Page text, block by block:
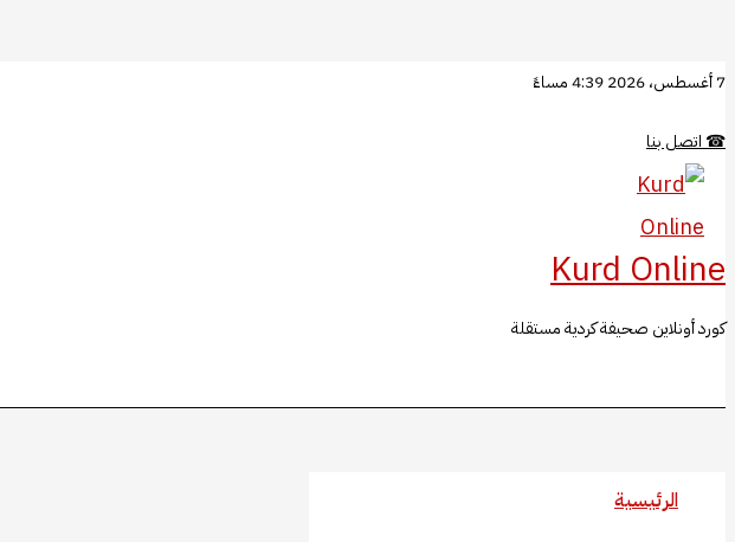
تخطي
المحتوى
7 أغسطس، 2026 4:39 مساءً
☎ اتصل بنا
Kurd Online
كورد أونلاين صحيفة كردية مستقلة
الرئيسية